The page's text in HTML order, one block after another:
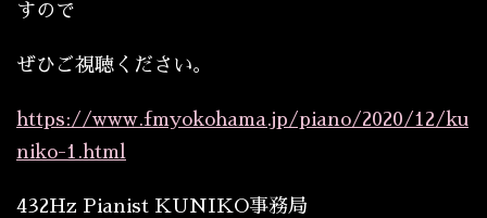
すので
ぜひご視聴ください。
https://www.fmyokohama.jp/piano/2020/12/ku
niko-1.html
432Hz Pianist KUNIKO事務局